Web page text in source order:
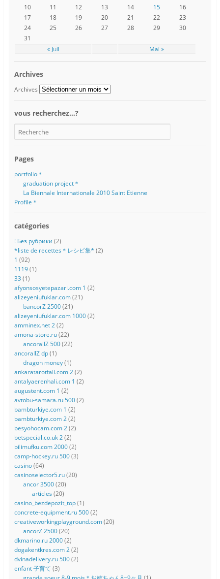
« Juil Mai »
10
11 12 13 14 15
16
17
18 19 20 21 22
23
24
25 26 27 28 29
30
31
Archives
Archives
vous recherchez…?
Pages
portfolio＊
graduation project＊
La Biennale Internationale 2010 Saint Etienne
Profile＊
catégories
! Без рубрики (2)
*liste de recettes＊レシピ集* (2)
1 (92)
1119(1)
33 (1)
afyonsosyetepazari.com 1 (2)
alizeyeniufuklar.com(21)
bancorZ 2500(21)
alizeyeniufuklar.com 1000(2)
amminex.net 2(2)
amona-store.ru(22)
ancorallZ 500(22)
ancorallZ dp(1)
dragon money(1)
ankaratarotfali.com 2(2)
antalyaerenhali.com 1 (2)
augustent.com 1 (2)
avtobu-samara.ru 500(2)
bambturkiye.com 1 (2)
bambturkiye.com 2(2)
besyohocam.com 2(2)
betspecial.co.uk 2(2)
bilimufku.com 2000(2)
camp-hockey.ru 500(3)
casino(64)
casinoselector5.ru(20)
ancor 3500(20)
articles (20)
casino_bezdepozit_top(1)
concrete-equipment.ru 500(2)
creativeworkingplayground.com(20)
ancorZ 2500(20)
dkmarino.ru 2000(2)
dogakentkres.com 2(2)
dvinadelivery.ru 500(2)
enfant 子育て (3)